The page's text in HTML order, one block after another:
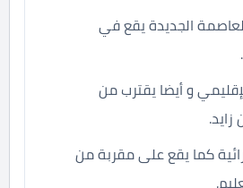
الجديدة يقع في
و أيضا يقترب من
كما يقع على مقربة من